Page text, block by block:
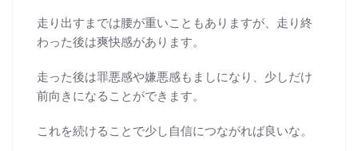
走り出すまでは腰が重いこともありますが、走り終
わった後は爽快感があります。
走った後は罪悪感や嫌悪感もましになり、少しだけ
前向きになることができます。
これを続けることで少し自信につながれば良いな。